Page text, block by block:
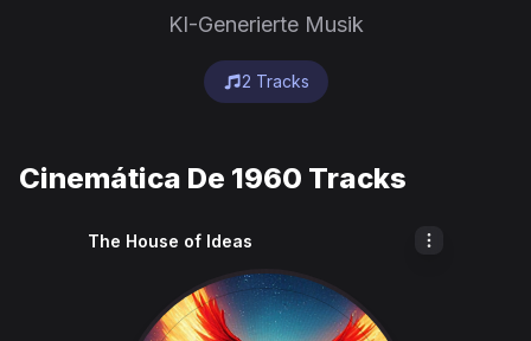
KI-Generierte Musik
2 Tracks
Cinemática De 1960 Tracks
The House of Ideas